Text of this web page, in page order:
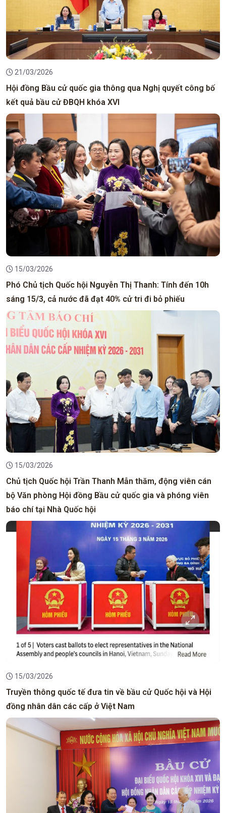
21/03/2026
Hội đồng Bầu cử quốc gia thông qua Nghị quyết công bố
kết quả bầu cử ĐBQH khóa XVI
15/03/2026
Phó Chủ tịch Quốc hội Nguyễn Thị Thanh: Tính đến 10h
sáng 15/3, cả nước đã đạt 40% cử tri đi bỏ phiếu
15/03/2026
Chủ tịch Quốc hội Trần Thanh Mẫn thăm, động viên cán
bộ Văn phòng Hội đồng Bầu cử quốc gia và phóng viên
báo chí tại Nhà Quốc hội
15/03/2026
Truyền thông quốc tế đưa tin về bầu cử Quốc hội và Hội
đồng nhân dân các cấp ở Việt Nam